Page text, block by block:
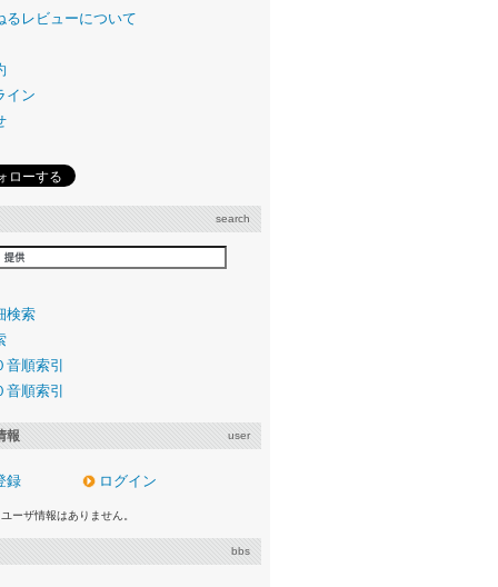
るレビューについて
イン
search
検索
順索引
順索引
報 user
録 ログイン
ーザ情報はありません。
bbs